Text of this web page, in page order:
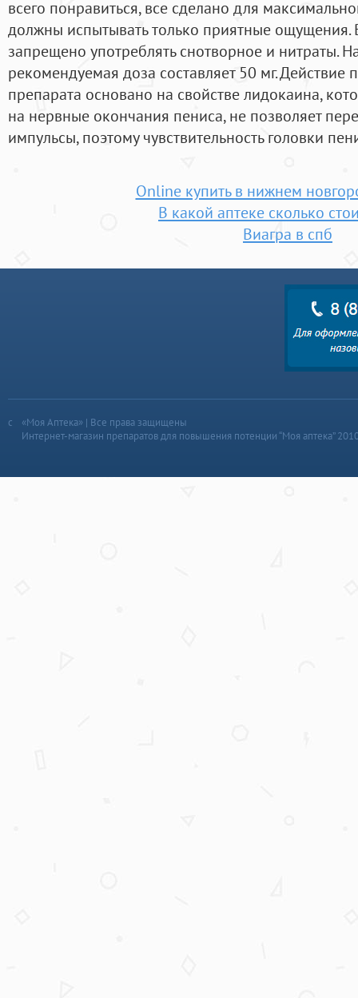
всего понравиться, все сделано для
должны испытывать только приятные ощущения.
запрещено употреблять снотворное и нитраты.
рекомендуемая доза составляет 50 мг. Действие
препарата основано на свойстве лидокаина,
на нервные окончания пениса, не позволяет
импульсы, поэтому чувствительность головки
Online купить в нижнем
В какой аптеке сколько
Виагра в спб
«Моя Аптека» | Все права защищены
Интернет-магазин препаратов для повышения потенции “Моя аптека”